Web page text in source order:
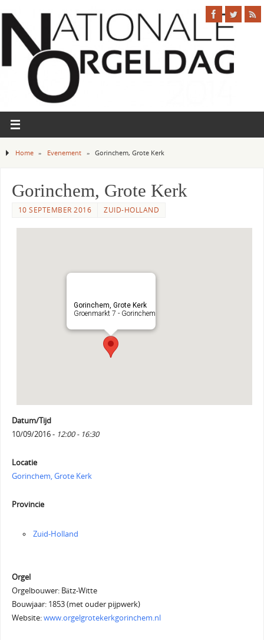
Home » Evenement » Gorinchem, Grote Kerk
Gorinchem, Grote Kerk
10 SEPTEMBER 2016 ZUID-HOLLAND
Gorinchem, Grote Kerk
Groenmarkt 7 - Gorinchem
Datum/Tijd
10/09/2016 - 12:00 - 16:30
Locatie
Gorinchem, Grote Kerk
Provincie
Zuid-Holland
Orgel
Orgelbouwer: Bätz-Witte
Bouwjaar: 1853 (met ouder pijpwerk)
Website:www.orgelgrotekerkgorinchem.nl